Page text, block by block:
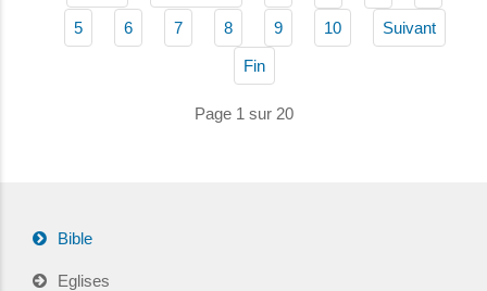
5 6 7 8 9 10 Suivant
Fin
Page 1 sur 20
Bible
Eglises